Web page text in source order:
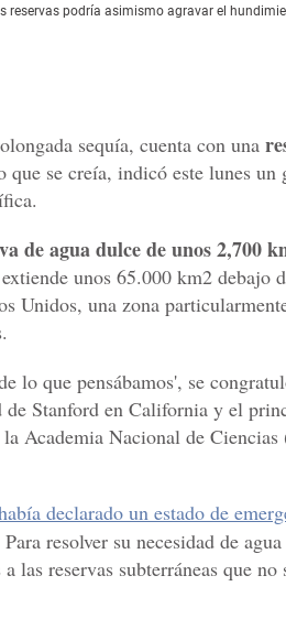
reservas podría asimismo agravar el
sequía, cuenta con una
que se creía, indicó este lunes un
de agua dulce de unos 2,700
unos 65.000 km2 debajo
Unidos, una zona
lo que pensábamos', se
de Stanford en California y el
Academia Nacional de Ciencias
declarado un estado de
resolver su necesidad de
las reservas subterráneas que no